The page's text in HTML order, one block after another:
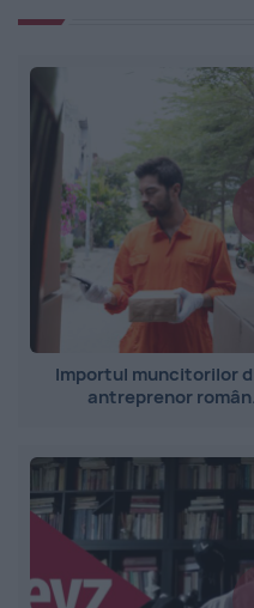
Importul muncitorilor
antreprenor